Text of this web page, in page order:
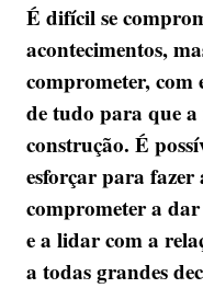
É difícil se
acontecimentos,
comprometer, com
de tudo para que a
construção. É
esforçar para fazer
comprometer a
e a lidar com a
a todas grandes